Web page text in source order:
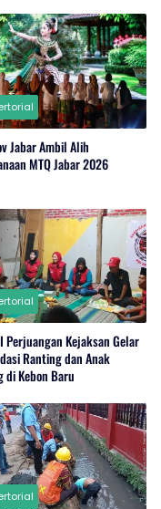
Jabar Ambil Alih
MTQ Jabar 2026
Perjuangan Kejaksan Gelar
Ranting dan Anak
di Kebon Baru